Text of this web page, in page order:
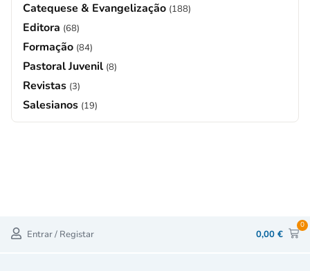
Catequese & Evangelização (188)
Editora (68)
Formação (84)
Pastoral Juvenil (8)
Revistas (3)
Salesianos (19)
Entrar / Registar 0,00 €
0